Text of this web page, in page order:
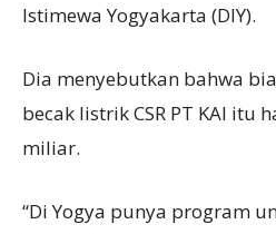
Istimewa Yogyakarta (DIY).
Dia menyebutkan bahwa
becak listrik CSR PT KAI itu
miliar.
“Di Yogya punya program